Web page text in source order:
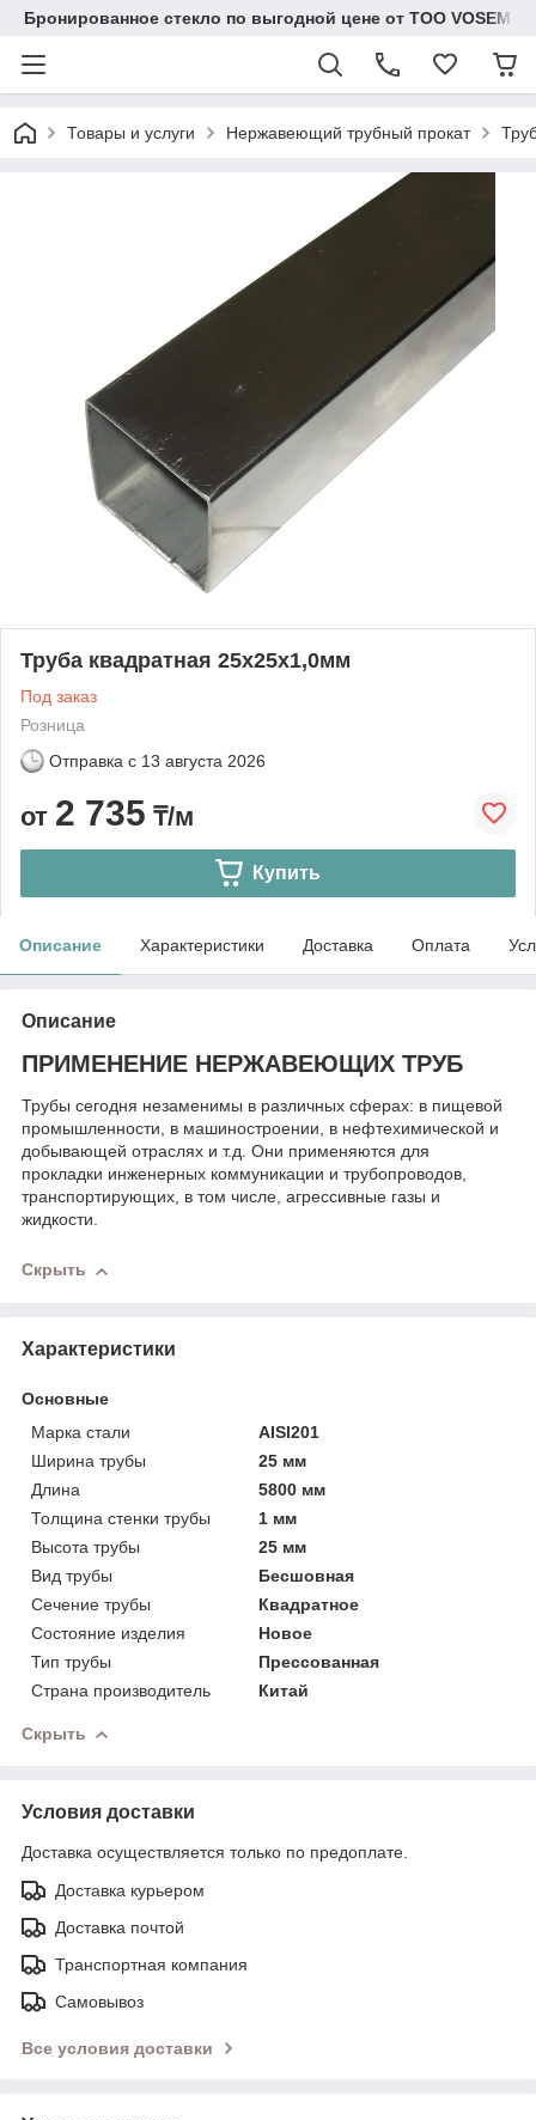
Бронированное стекло по выгодной цене от ТОО VOSEM
Товары и услуги Нержавеющий трубный прокат
Труба квадратная 25х25x1,0мм
Под заказ
Розница
Отправка с 13 августа 2026
от 2 735 ₸/м
Купить
Описание Характеристики Доставка Оплата
Описание
ПРИМЕНЕНИЕ НЕРЖАВЕЮЩИХ ТРУБ
Трубы сегодня незаменимы в различных сферах: в пищевой
промышленности, в машиностроении, в нефтехимической и
добывающей отраслях и т.д. Они применяются для
прокладки инженерных коммуникации и трубопроводов,
транспортирующих, в том числе, агрессивные газы и
жидкости.
Скрыть
Характеристики
Основные
Марка стали
AISI201
Ширина трубы
25 мм
Длина
5800 мм
Толщина стенки трубы
1 мм
Высота трубы
25 мм
Вид трубы
Бесшовная
Сечение трубы
Квадратное
Состояние изделия
Новое
Тип трубы
Прессованная
Страна производитель
Китай
Скрыть
Условия доставки
Доставка осуществляется только по предоплате.
Доставка курьером
Доставка почтой
Транспортная компания
Самовывоз
Все условия доставки